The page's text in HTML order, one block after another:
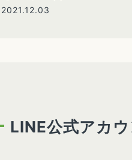
2021.12.03
LINE公式アカウ